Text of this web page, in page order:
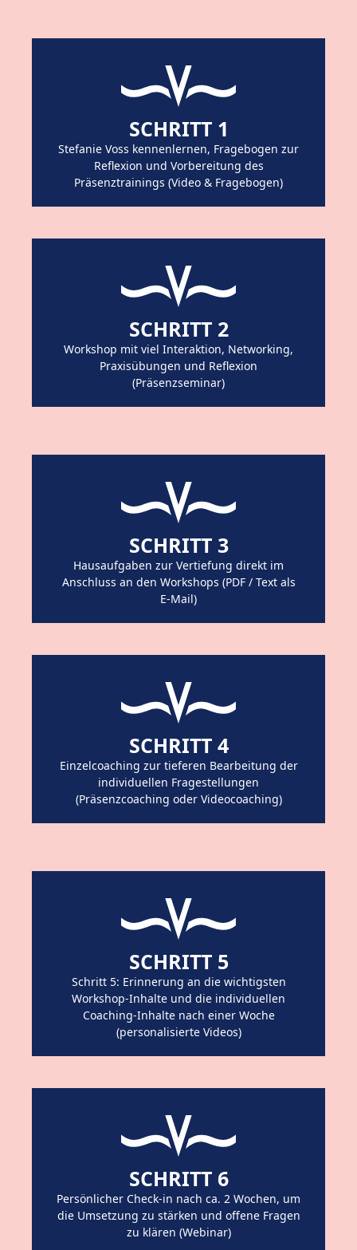
SCHRITT 1
Stefanie Voss kennenlernen, Fragebogen zur
Reflexion und Vorbereitung des
Präsenztrainings (Video & Fragebogen)
SCHRITT 2
Workshop mit viel Interaktion, Networking,
Praxisübungen und Reflexion
(Präsenzseminar)
SCHRITT 3
Hausaufgaben zur Vertiefung direkt im
Anschluss an den Workshops (PDF / Text als
E-Mail)
SCHRITT 4
Einzelcoaching zur tieferen Bearbeitung der
individuellen Fragestellungen
(Präsenzcoaching oder Videocoaching)
SCHRITT 5
Schritt 5: Erinnerung an die wichtigsten
Workshop-Inhalte und die individuellen
Coaching-Inhalte nach einer Woche
(personalisierte Videos)
SCHRITT 6
Persönlicher Check-in nach ca. 2 Wochen, um
die Umsetzung zu stärken und offene Fragen
zu klären (Webinar)